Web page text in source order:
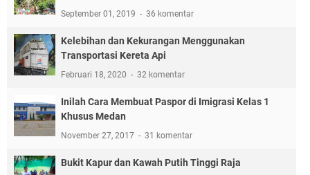
September 01, 2019 36 komentar
Kelebihan dan Kekurangan Menggunakan
Transportasi Kereta Api
Februari 18, 2020 32 komentar
Inilah Cara Membuat Paspor di Imigrasi Kelas 1
Khusus Medan
November 27, 2017 31 komentar
Bukit Kapur dan Kawah Putih Tinggi Raja